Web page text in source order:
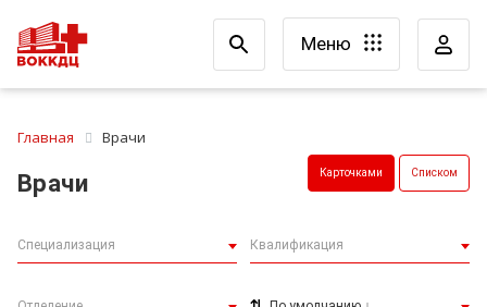
Меню
Главная Врачи
Врачи Карточками Списком
Специализация Квалификация